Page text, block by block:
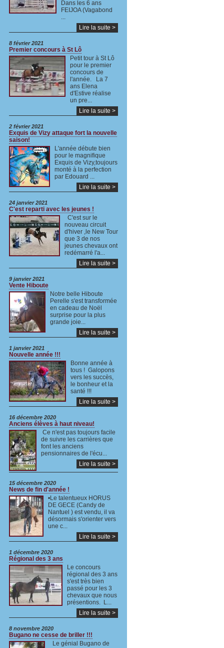
Dans les 6 ans
FEIJOA (Vagabond
...
Lire la suite >
8 février 2021
Premier concours à St Lô
Petit tour à St Lô
pour le premier
concours de
l'année. La 7
ans Elena
d'Estive réalise
un pre...
Lire la suite >
2 février 2021
Exquis de Vizy attaque fort la nouvelle
saison!
L'année débute bien
pour le magnifique
Exquis de Vizy,toujours
monté à la perfection
par Edouard ...
Lire la suite >
24 janvier 2021
C'est reparti avec les jeunes !
C'est sur le
nouveau circuit
d'hiver ,le New Tour
que 3 de nos
jeunes chevaux ont
redémarré l'a...
Lire la suite >
9 janvier 2021
Vente Hiboute
Notre belle Hiboute
Perelle s'est transformée
en cadeau de Noël
surprise pour la plus
grande joie...
Lire la suite >
1 janvier 2021
Nouvelle année !!!
Bonne année à
tous ! Galopons
vers les succès,
le bonheur et la
santé !!!
Lire la suite >
16 décembre 2020
Anciens élèves à haut niveau!
Ce n'est pas toujours facile
de suivre les carrières que
font les anciens
pensionnaires de l'écu...
Lire la suite >
15 décembre 2020
News de fin d'année !
•Le talentueux HORUS
DE GECE (Candy de
Nantuel ) est vendu, il va
désormais s'orienter vers
une c...
Lire la suite >
1 décembre 2020
Régional des 3 ans
Le concours
régional des 3 ans
s'est très bien
passé pour les 3
chevaux que nous
présentions. L...
Lire la suite >
8 novembre 2020
Bugano ne cesse de briller !!!
Le génial Bugano de